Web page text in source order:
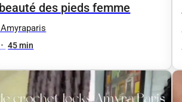
des pieds femme
• 45 min